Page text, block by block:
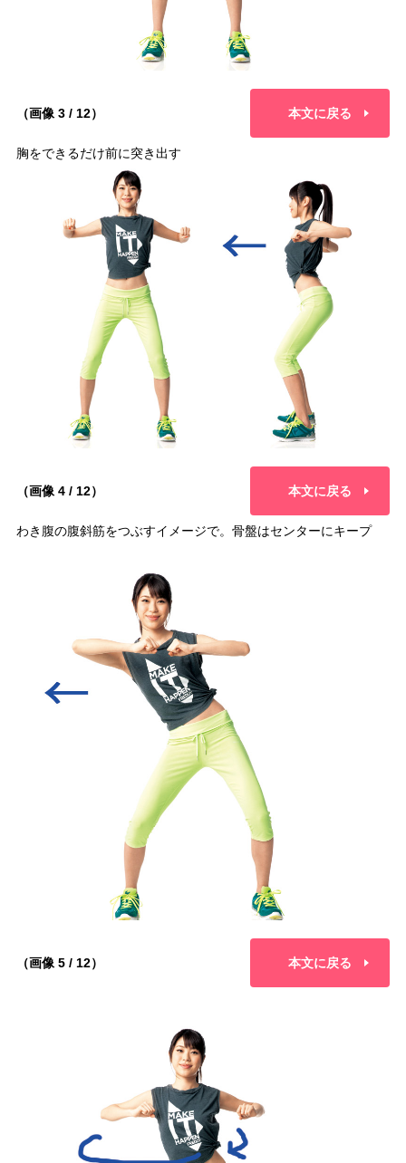
（画像 3 / 12） 本文に戻る
胸をできるだけ前に突き出す
（画像 4 / 12） 本文に戻る
わき腹の腹斜筋をつぶすイメージで。骨盤はセンターにキープ
（画像 5 / 12） 本文に戻る